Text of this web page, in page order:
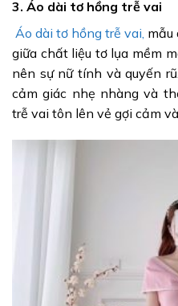
3. Áo dài tơ hồng trễ vai
Áo dài tơ hồng trễ vai, mẫu
giữa chất liệu tơ lụa mềm
nên sự nữ tính và quyến
cảm giác nhẹ nhàng và
trễ vai tôn lên vẻ gợi cảm